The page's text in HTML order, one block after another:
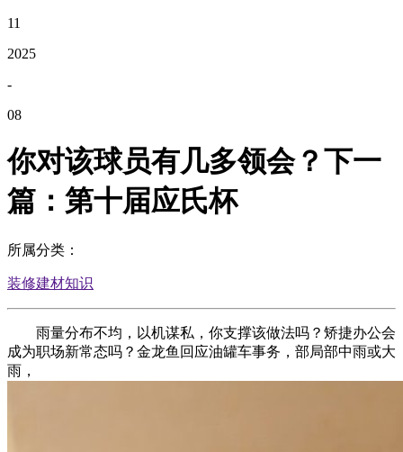
11
2025
-
08
你对该球员有几多领会？下一
篇：第十届应氏杯
所属分类：
装修建材知识
雨量分布不均，以机谋私，你支撑该做法吗？矫捷办公会
成为职场新常态吗？金龙鱼回应油罐车事务，部局部中雨或大
雨，